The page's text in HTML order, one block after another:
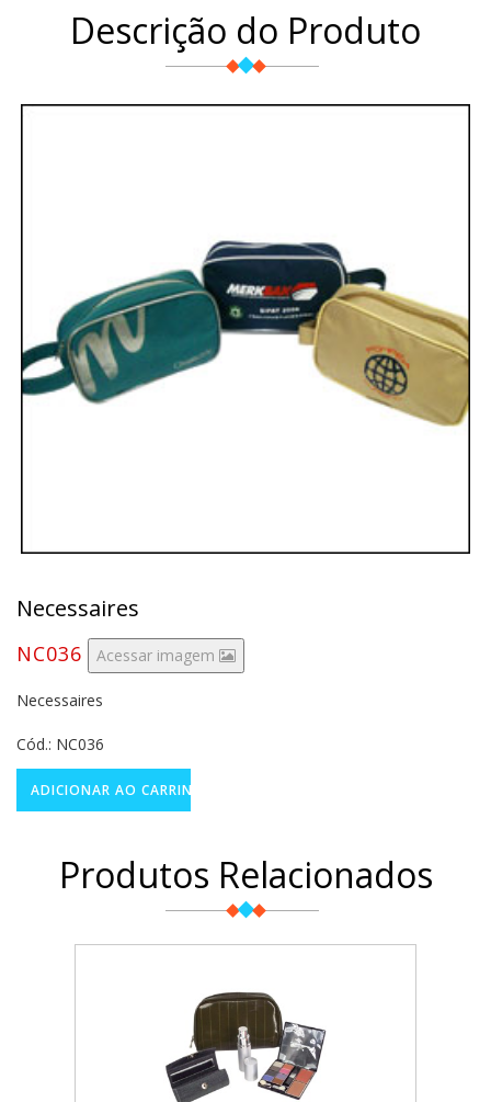
Descrição do Produto
Necessaires
NC036 Acessar imagem
Necessaires
Cód.: NC036
Produtos Relacionados